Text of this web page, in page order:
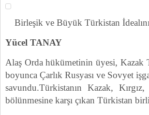
Birleşik ve Büyük Türkistan
Yücel TANAY
Alaş Orda hükümetinin üyesi, Kazak
boyunca Çarlık Rusyası ve Sovyet
savundu.Türkistanın Kazak,
bölünmesine karşı çıkan Türkistan